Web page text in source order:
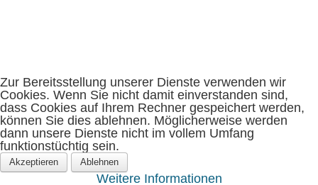
Zur Bereitsstellung unserer Dienste verwenden wir
Cookies. Wenn Sie nicht damit einverstanden sind,
dass Cookies auf Ihrem Rechner gespeichert werden,
können Sie dies ablehnen. Möglicherweise werden
dann unsere Dienste nicht im vollem Umfang
funktionstüchtig sein.
Akzeptieren Ablehnen
Weitere Informationen